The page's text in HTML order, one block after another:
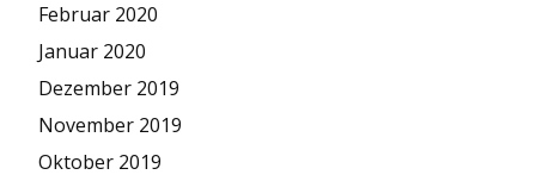
Februar 2020
Januar 2020
Dezember 2019
November 2019
Oktober 2019